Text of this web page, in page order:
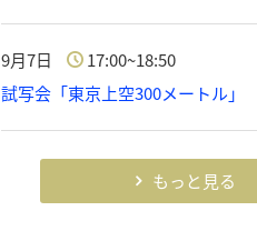
9月7日
17:00~18:50
試写会「東京上空300メートル」
もっと見る